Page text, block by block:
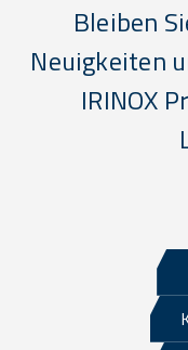
Bleiben
Neuigkeiten
IRINOX